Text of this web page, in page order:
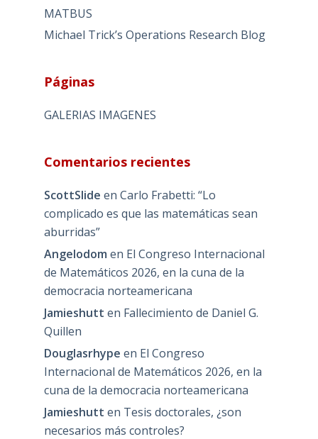
MATBUS
Michael Trick’s Operations Research Blog
Páginas
GALERIAS IMAGENES
Comentarios recientes
ScottSlide en Carlo Frabetti: “Lo
complicado es que las matemáticas sean
aburridas”
Angelodom en El Congreso Internacional
de Matemáticos 2026, en la cuna de la
democracia norteamericana
Jamieshutt en Fallecimiento de Daniel G.
Quillen
Douglasrhype en El Congreso
Internacional de Matemáticos 2026, en la
cuna de la democracia norteamericana
Jamieshutt en Tesis doctorales, ¿son
necesarios más controles?